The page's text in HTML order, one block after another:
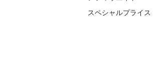
スペシャルプライス